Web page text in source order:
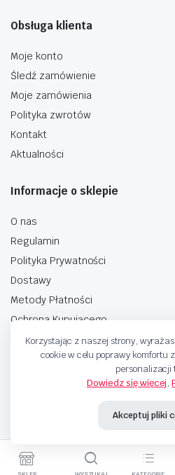
Obsługa klienta
Moje konto
Śledź zamówienie
Moje zamówienia
Polityka zwrotów
Kontakt
Aktualności
Informacje o sklepie
O nas
Regulamin
Polityka Prywatności
Dostawy
Metody Płatności
Ochrona Kupującego
Metody Płatnosci
Korzystając z naszej strony,
cookie w celu poprawy komfortu
personalizacji
Dowiedz się więcej,
Akceptuj pliki